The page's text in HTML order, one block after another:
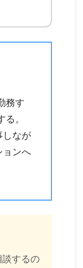
務す
。
しなが
ョンへ
談するの